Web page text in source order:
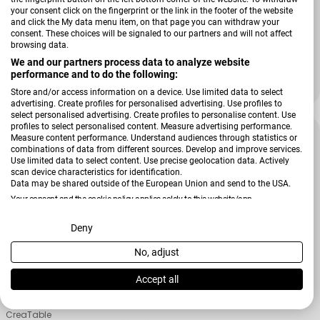
your consent click on the fingerprint or the link in the footer of the website
and click the My data menu item, on that page you can withdraw your
consent. These choices will be signaled to our partners and will not affect
browsing data.
We and our partners process data to analyze website
performance and to do the following:
Store and/or access information on a device. Use limited data to select
advertising. Create profiles for personalised advertising. Use profiles to
select personalised advertising. Create profiles to personalise content. Use
profiles to select personalised content. Measure advertising performance.
Measure content performance. Understand audiences through statistics or
combinations of data from different sources. Develop and improve services.
Use limited data to select content. Use precise geolocation data. Actively
scan device characteristics for identification.
Data may be shared outside of the European Union and send to the USA.
Your consent and the cookie policy applies solely to this website/app.
View Partner List (2 IAB Vendors)
We use your data for the following purposes:
IAB processing purposes:
Deny
No, adjust
Accept all
Schüssel Nature Collection
Verkäufer:
CreaTable
Verkaufspreis
21,99 €
Regulärer Preis
28,99 €
-37 %
Verkäufer:
CreaTable